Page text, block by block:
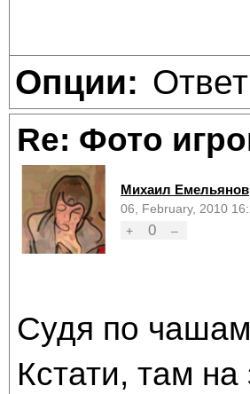
Опции:
Re: Фото
Михаил Емельянов
06, February, 2010
+
0 –
Судя по
Кстати, там